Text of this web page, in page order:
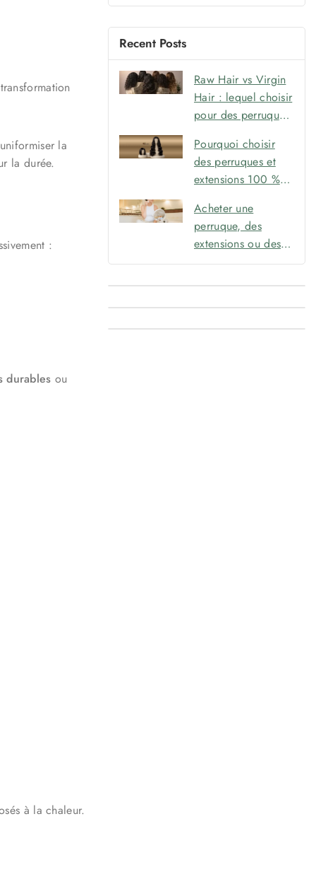
la
la durée.
:
durables ou
à la chaleur.
Recent Posts
Raw Hair vs Virgin
Hair : lequel choisir
pour des perruques,
dreadlocks durables
?
Pourquoi choisir
des perruques et
extensions 100 %
résultat naturel et
durable
Acheter une
perruque, des
extensions ou des
dreadlocks en ligne